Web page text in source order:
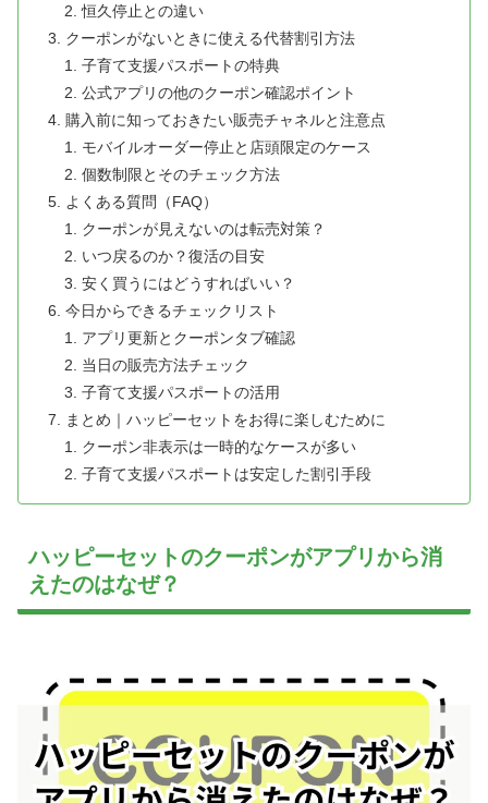
恒久停止との違い
クーポンがないときに使える代替割引方法
子育て支援パスポートの特典
公式アプリの他のクーポン確認ポイント
購入前に知っておきたい販売チャネルと注意点
モバイルオーダー停止と店頭限定のケース
個数制限とそのチェック方法
よくある質問（FAQ）
クーポンが見えないのは転売対策？
いつ戻るのか？復活の目安
安く買うにはどうすればいい？
今日からできるチェックリスト
アプリ更新とクーポンタブ確認
当日の販売方法チェック
子育て支援パスポートの活用
まとめ｜ハッピーセットをお得に楽しむために
クーポン非表示は一時的なケースが多い
子育て支援パスポートは安定した割引手段
ハッピーセットのクーポンがアプリから消
えたのはなぜ？